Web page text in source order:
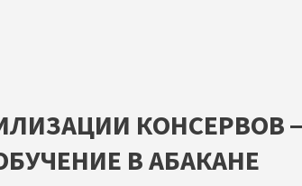
КОНСЕРВОВ
В АБАКАНЕ